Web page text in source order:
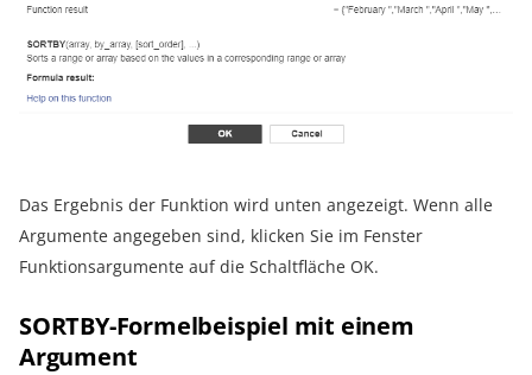
Das Ergebnis der Funktion wird unten angezeigt. Wenn alle
Argumente angegeben sind, klicken Sie im Fenster
Funktionsargumente auf die Schaltfläche OK.
SORTBY-Formelbeispiel mit einem
Argument